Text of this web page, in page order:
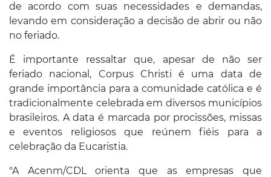
de acordo com suas necessidades e demandas,
levando em consideração a decisão de abrir ou não
no feriado.
É importante ressaltar que, apesar de não ser
feriado nacional, Corpus Christi é uma data de
grande importância para a comunidade católica e é
tradicionalmente celebrada em diversos municípios
brasileiros. A data é marcada por procissões, missas
e eventos religiosos que reúnem fiéis para a
celebração da Eucaristia.
"A Acenm/CDL orienta que as empresas que